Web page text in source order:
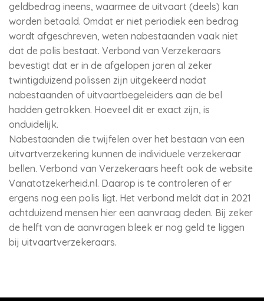
geldbedrag ineens, waarmee de uitvaart (deels) kan
worden betaald. Omdat er niet periodiek een bedrag
wordt afgeschreven, weten nabestaanden vaak niet
dat de polis bestaat. Verbond van Verzekeraars
bevestigt dat er in de afgelopen jaren al zeker
twintigduizend polissen zijn uitgekeerd nadat
nabestaanden of uitvaartbegeleiders aan de bel
hadden getrokken. Hoeveel dit er exact zijn, is
onduidelijk.
Nabestaanden die twijfelen over het bestaan van een
uitvartverzekering kunnen de individuele verzekeraar
bellen. Verbond van Verzekeraars heeft ook de website
Vanatotzekerheid.nl. Daarop is te controleren of er
ergens nog een polis ligt. Het verbond meldt dat in 2021
achtduizend mensen hier een aanvraag deden. Bij zeker
de helft van de aanvragen bleek er nog geld te liggen
bij uitvaartverzekeraars.